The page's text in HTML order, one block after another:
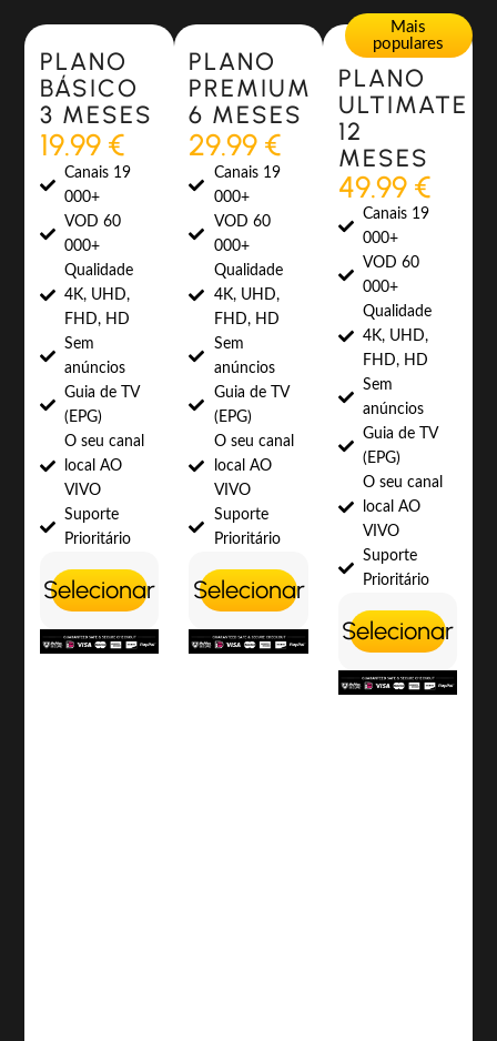
Most Popular
PLANO
BÁSICO
3 MESES
19.99 €
Canais 19
000+
VOD 60
000+
Qualidade
4K, UHD,
FHD, HD
Sem
anúncios
Guia de TV
(EPG)
O seu canal
local AO
VIVO
Suporte
Prioritário
Selecionar
Most Popular
PLANO
PREMIUM
6 MESES
29.99 €
Canais 19
000+
VOD 60
000+
Qualidade
4K, UHD,
FHD, HD
Sem
anúncios
Guia de TV
(EPG)
O seu canal
local AO
VIVO
Suporte
Prioritário
Selecionar
Mais
populares
PLANO
ULTIMATE
12
MESES
49.99 €
Canais 19
000+
VOD 60
000+
Qualidade
4K, UHD,
FHD, HD
Sem
anúncios
Guia de TV
(EPG)
O seu canal
local AO
VIVO
Suporte
Prioritário
Selecionar